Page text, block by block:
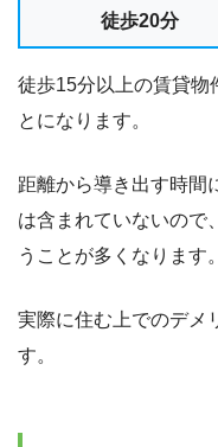
徒歩20分
徒歩15分以上の賃貸物
とになります。
距離から導き出す時間
は含まれていないので
うことが多くなります。
実際に住む上でのデメ
す。